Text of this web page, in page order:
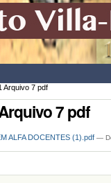
Arquivo 7 pdf
7 pdf
ALFA DOCENTES (1).pdf —